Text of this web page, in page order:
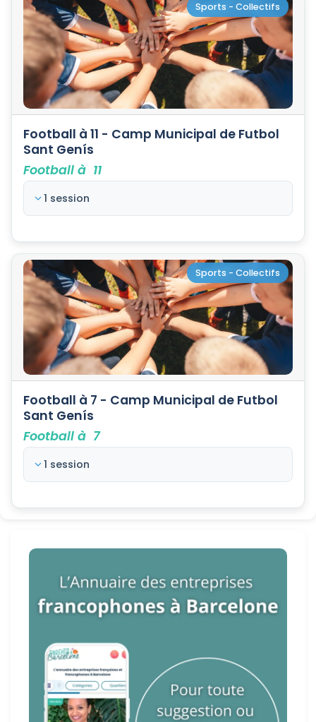
Sports - Collectifs
Football à 11 - Camp Municipal de Futbol
Sant Genís
Football à 11
1 session
Sports - Collectifs
Football à 7 - Camp Municipal de Futbol
Sant Genís
Football à 7
1 session